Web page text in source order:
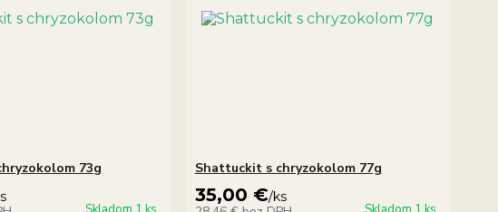
73g Shattuckit s chryzokolom 77g
35,00 €/ks